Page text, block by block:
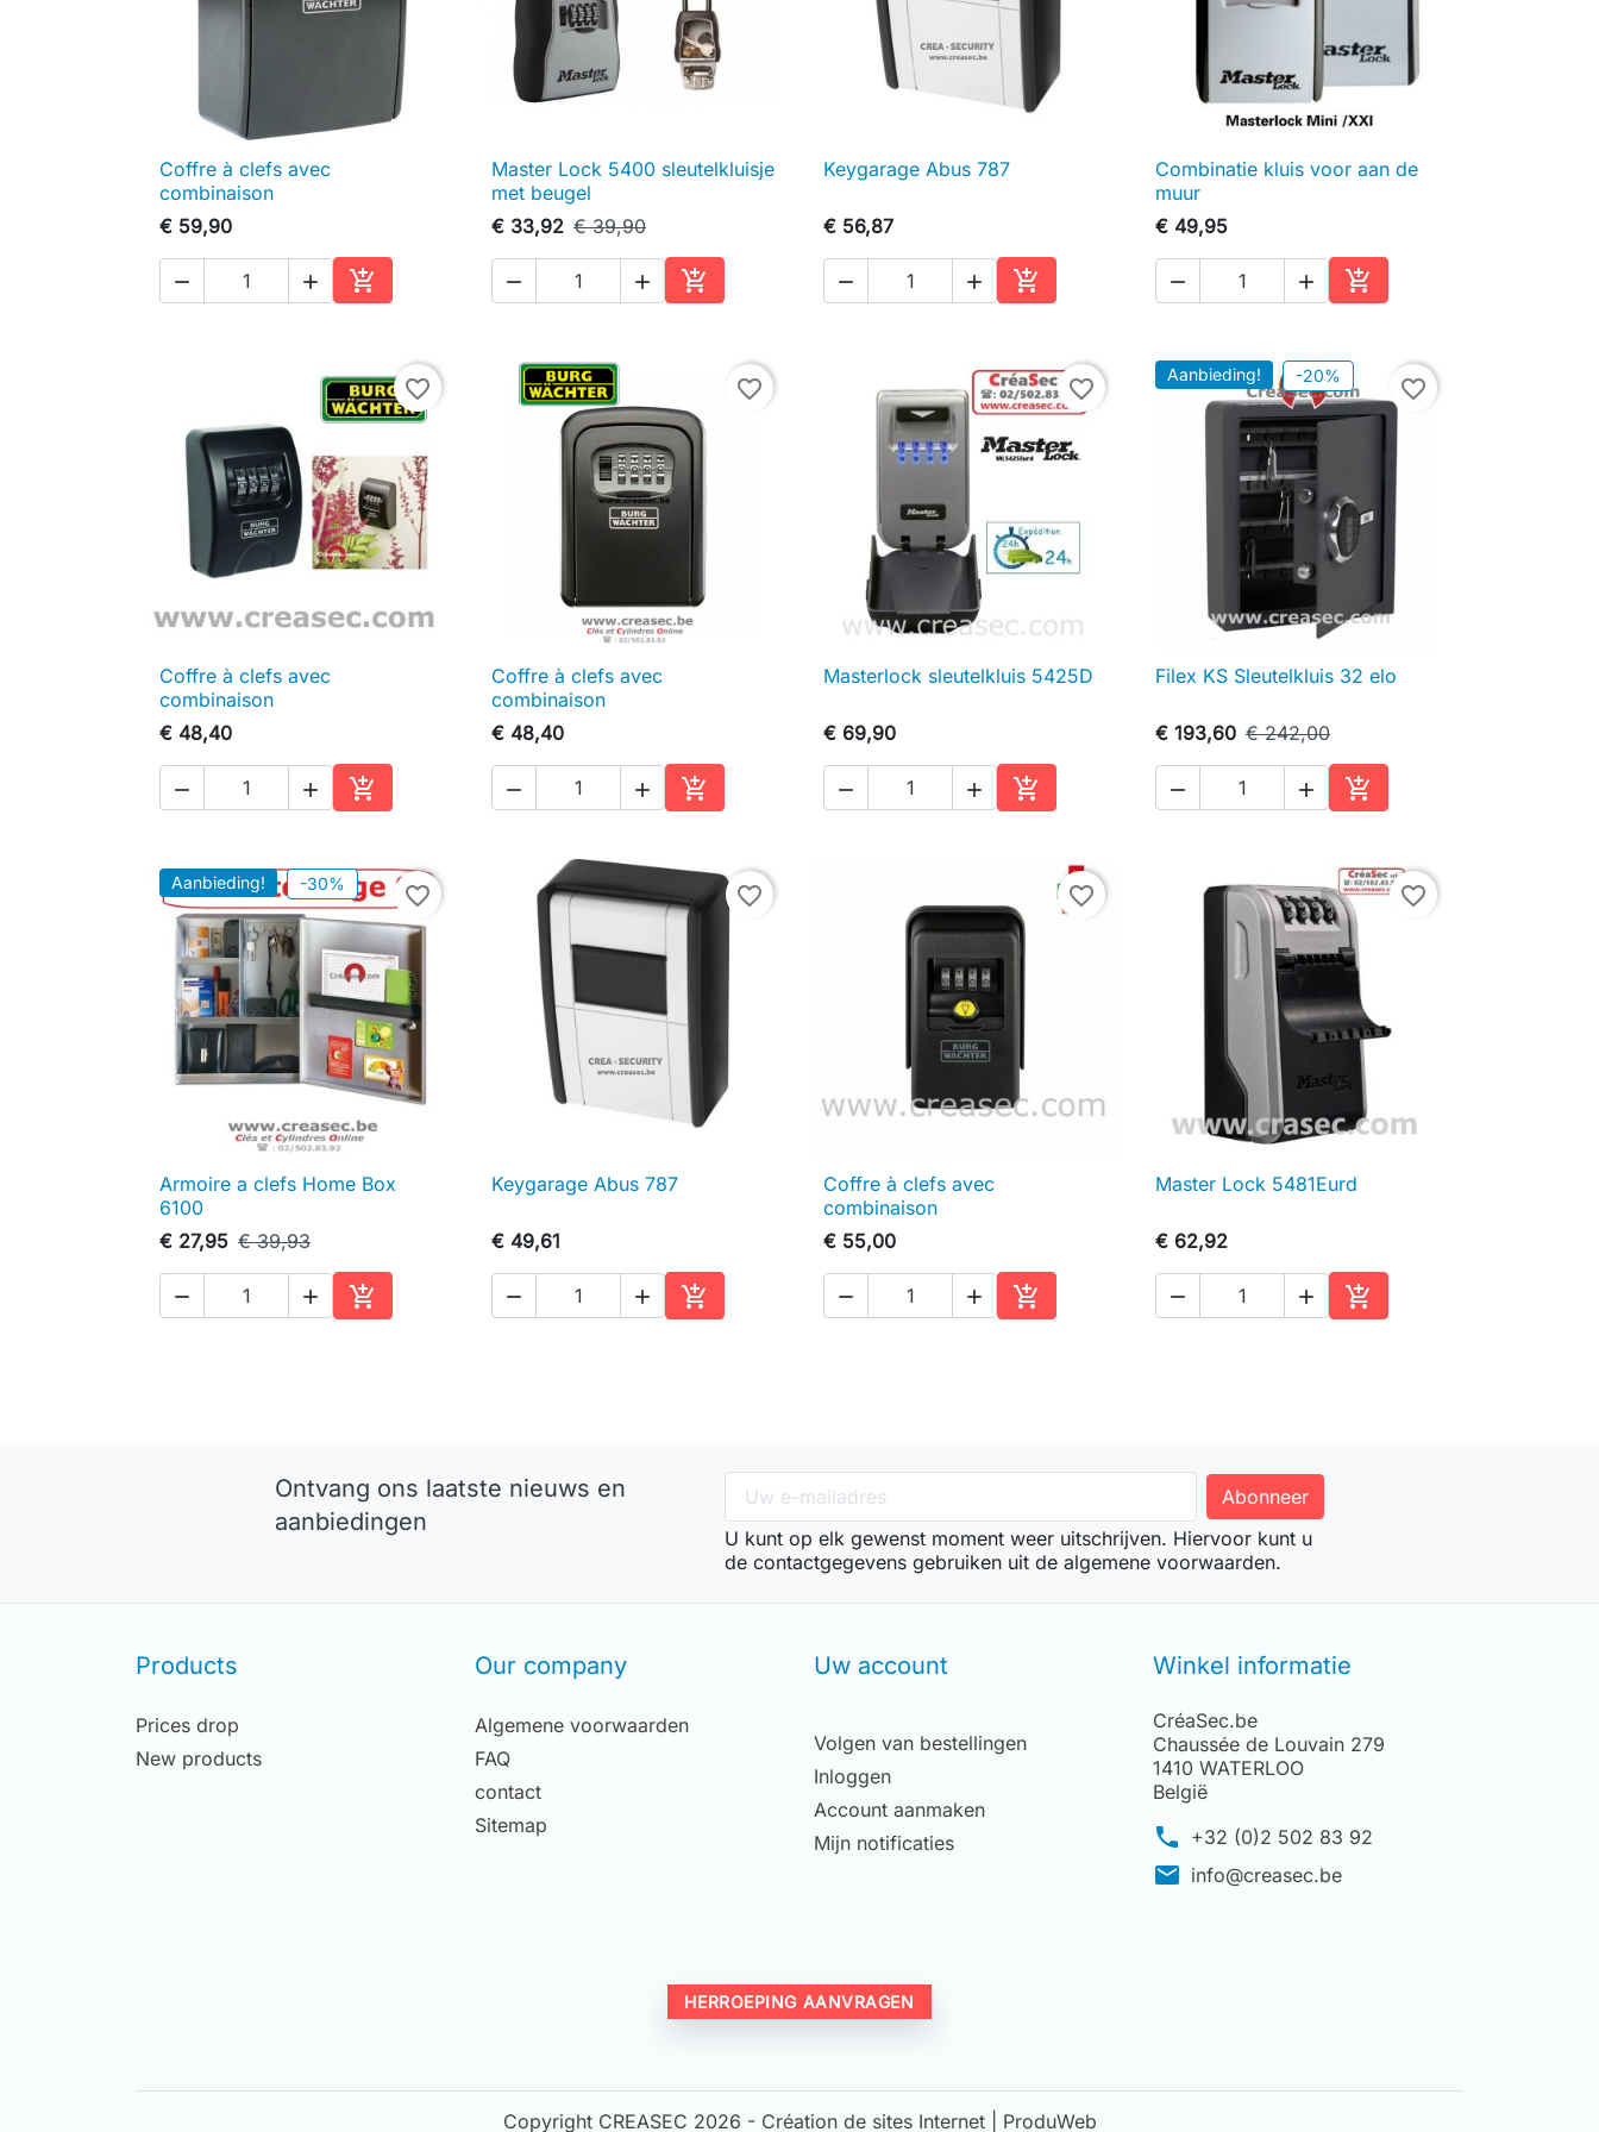
 Snel bekijken
Coffre à clefs avec
combinaison
€ 59,90
  
In winkelwagen
 Snel bekijken
Master Lock 5400 sleutelkluisje
met beugel
€ 33,92 € 39,90
  
In winkelwagen
 Snel bekijken
Keygarage Abus 787
€ 56,87
  
In winkelwagen
 Snel bekijken
Combinatie kluis voor aan de
muur
€ 49,95
  
In winkelwagen
favorite_border
 Snel bekijken
Coffre à clefs avec
combinaison
€ 48,40
  
In winkelwagen
favorite_border
 Snel bekijken
Coffre à clefs avec
combinaison
€ 48,40
  
In winkelwagen
favorite_border
 Snel bekijken
Masterlock sleutelkluis 5425D
€ 69,90
  
In winkelwagen
Aanbieding! -20% favorite_border
 Snel bekijken
Filex KS Sleutelkluis 32 elo
€ 193,60 € 242,00
  
In winkelwagen
Aanbieding! -30% favorite_border
 Snel bekijken
Armoire a clefs Home Box
6100
€ 27,95 € 39,93
  
In winkelwagen
favorite_border
 Snel bekijken
Keygarage Abus 787
€ 49,61
  
In winkelwagen
favorite_border
 Snel bekijken
Coffre à clefs avec
combinaison
€ 55,00
  
In winkelwagen
favorite_border
 Snel bekijken
Master Lock 5481Eurd
€ 62,92
  
In winkelwagen
Ontvang ons laatste nieuws en
aanbiedingen
U kunt op elk gewenst moment weer uitschrijven. Hiervoor kunt u
de contactgegevens gebruiken uit de algemene voorwaarden.
Products
Prices drop
New products
Our company
Algemene voorwaarden
FAQ
contact
Sitemap
Uw account
Volgen van bestellingen
Inloggen
Account aanmaken
Mijn notificaties
Winkel informatie
CréaSec.be
Chaussée de Louvain 279
1410 WATERLOO
België
phone +32 (0)2 502 83 92
mail info@creasec.be
HERROEPING AANVRAGEN
Copyright CREASEC 2026 - Création de sites Internet | ProduWeb